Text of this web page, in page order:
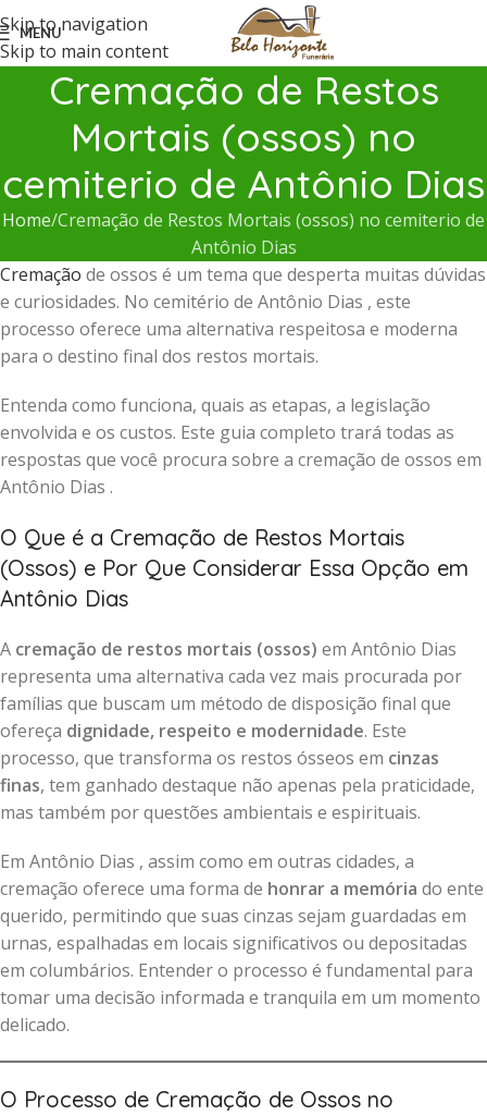
Skip to navigation
Skip to main content
MENU
Cremação de Restos
Mortais (ossos) no
cemiterio de Antônio Dias
Home Cremação de Restos Mortais (ossos) no cemiterio de
Antônio Dias
Cremação de ossos é um tema que desperta muitas dúvidas
e curiosidades. No cemitério de Antônio Dias , este
processo oferece uma alternativa respeitosa e moderna
para o destino final dos restos mortais.
Entenda como funciona, quais as etapas, a legislação
envolvida e os custos. Este guia completo trará todas as
respostas que você procura sobre a cremação de ossos em
Antônio Dias .
O Que é a Cremação de Restos Mortais
(Ossos) e Por Que Considerar Essa Opção em
Antônio Dias
A cremação de restos mortais (ossos) em Antônio Dias
representa uma alternativa cada vez mais procurada por
famílias que buscam um método de disposição final que
ofereça dignidade, respeito e modernidade. Este
processo, que transforma os restos ósseos em cinzas
finas, tem ganhado destaque não apenas pela praticidade,
mas também por questões ambientais e espirituais.
Em Antônio Dias , assim como em outras cidades, a
cremação oferece uma forma de honrar a memória do ente
querido, permitindo que suas cinzas sejam guardadas em
urnas, espalhadas em locais significativos ou depositadas
em columbários. Entender o processo é fundamental para
tomar uma decisão informada e tranquila em um momento
delicado.
O Processo de Cremação de Ossos no